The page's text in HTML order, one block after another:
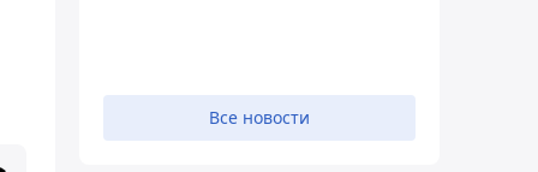
Все новости